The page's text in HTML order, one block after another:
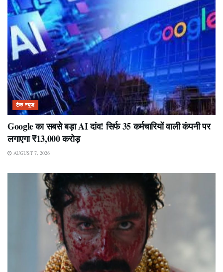
टेक न्यूज़
Google का सबसे बड़ा AI दांव! सिर्फ 35 कर्मचारियों वाली कंपनी पर
लगाएगा ₹13,000 करोड़
AUGUST 7, 2026